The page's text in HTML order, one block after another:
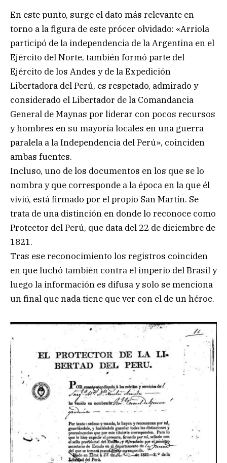
En este punto, surge el dato más relevante en
torno a la figura de este prócer olvidado: «Arriola
participó de la independencia de la Argentina en el
Ejército del Norte, también formó parte del
Ejército de los Andes y de la Expedición
Libertadora del Perú, es respetado, admirado y
considerado el Libertador de la Comandancia
General de Maynas por liderar con pocos recursos
y hombres en su mayoría locales en una guerra
paralela a la Independencia del Perú», coinciden
ambas fuentes.
Incluso, uno de los documentos en los que se lo
nombra y que corresponde a la época en la que él
vivió, está firmado por el propio San Martín. Se
trata de una distinción en donde lo reconoce como
Protector del Perú, que data del 22 de diciembre de
1821.
Tras ese reconocimiento los registros coinciden
en que luchó también contra el imperio del Brasil y
luego la información es difusa y solo se menciona
un final que nada tiene que ver con el de un héroe.